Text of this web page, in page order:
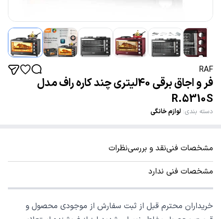
RAF
فر و اجاق برقی 40لیتری چند کاره راف مدل
R.5310S
دسته بندی: لوازم خانگی
مشخصات فنینقد و بررسینظرات
مشخصات فنی ندارد
خریداران محترم قبل از ثبت سفارش از موجودی محصول و